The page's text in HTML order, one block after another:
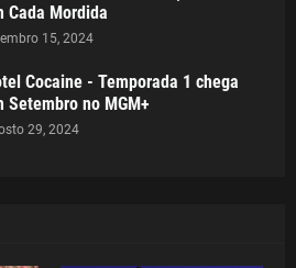
Cada Mordida
15, 2024
Cocaine - Temporada 1 chega
Setembro no MGM+
29, 2024